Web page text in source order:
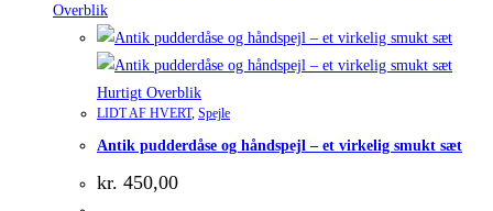
Overblik
Hurtigt Overblik
LIDT AF HVERT, Spejle
Antik pudderdåse og håndspejl – et virkelig smukt sæt
kr. 450,00